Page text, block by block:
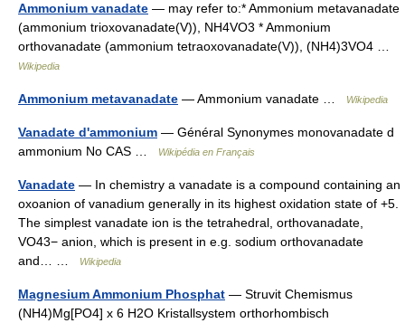
Ammonium vanadate — may refer to:* Ammonium metavanadate
(ammonium trioxovanadate(V)), NH4VO3 * Ammonium
orthovanadate (ammonium tetraoxovanadate(V)), (NH4)3VO4 …
Wikipedia
Ammonium metavanadate — Ammonium vanadate … Wikipedia
Vanadate d'ammonium — Général Synonymes monovanadate d
ammonium No CAS …
Wikipédia en Français
Vanadate — In chemistry a vanadate is a compound containing an
oxoanion of vanadium generally in its highest oxidation state of +5.
The simplest vanadate ion is the tetrahedral, orthovanadate,
VO43− anion, which is present in e.g. sodium orthovanadate
and… …
Wikipedia
Magnesium Ammonium Phosphat — Struvit Chemismus
(NH4)Mg[PO4] x 6 H2O Kristallsystem orthorhombisch